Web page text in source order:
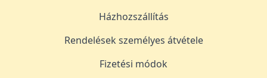
Házhozszállítás
Rendelések személyes átvétele
Fizetési módok